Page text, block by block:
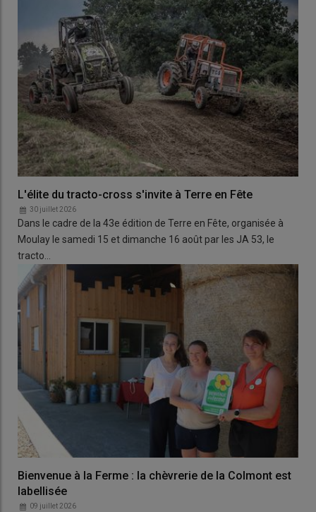
L'élite du tracto-cross s'invite à Terre en Fête
30 juillet 2026
Dans le cadre de la 43e édition de Terre en Fête, organisée à
Moulay le samedi 15 et dimanche 16 août par les JA 53, le
tracto…
Bienvenue à la Ferme : la chèvrerie de la Colmont est
labellisée
09 juillet 2026